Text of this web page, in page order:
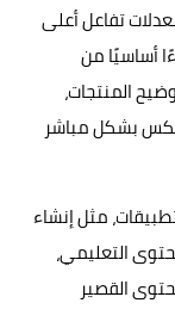
تفاعل أعلى
أساسيًا من
المنتجات،
بشكل مباشر
مثل إنشاء
التعليمي،
القصير